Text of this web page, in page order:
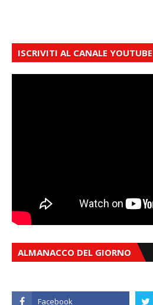
ISCRIVITI AL CANALE YOUTUBE
ALMANACCO DEL GIORNO